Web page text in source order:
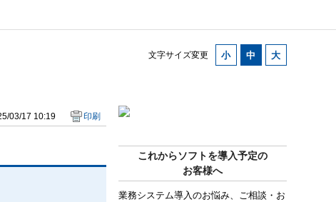
文字サイズ変更
これからソフトを導入予定の
お客様へ
業務システム導入のお悩み、ご相談・お
03/17 10:19 印刷